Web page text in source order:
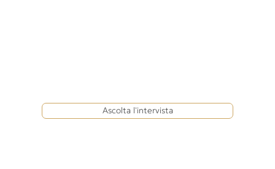
Ascolta l'intervista